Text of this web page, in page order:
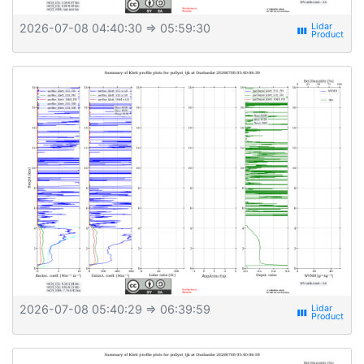
2026-07-08 04:40:30 ⇒ 05:59:30 view_week
2026-07-08 05:40:29 ⇒ 06:39:59 view_week